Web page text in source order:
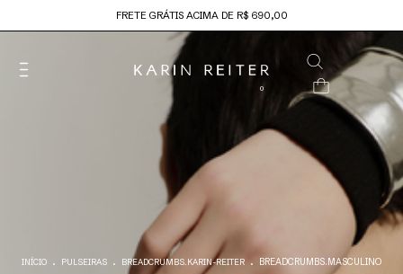
FRETE GRÁTIS ACIMA DE R$ 690,00
0
INÍCIO . PULSEIRAS . BREADCRUMBS.KARIN-REITER . BREADCRUMBS.MASCULINO